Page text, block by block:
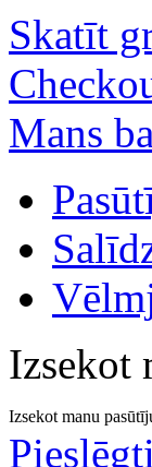
Skatīt
Mans
Izsekot
Izsekot manu